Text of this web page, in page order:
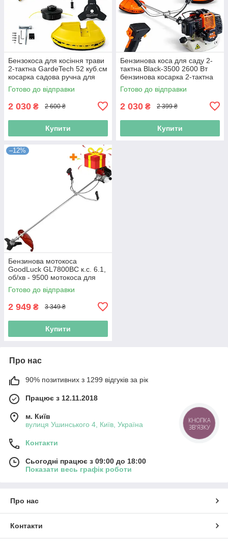
Бензокоса для косіння трави
2-тактна GardeTech 52 куб.см
косарка садова ручна для
трави бензинова мотокоса
для саду
Готово до відправки
2 030 ₴ 2 600 ₴
Купити
Бензинова коса для саду 2-
тактна Black-3500 2600 Вт
бензинова косарка 2-тактна
для дому бензинова
мотокоса для скошування
Готово до відправки
2 030 ₴ 2 399 ₴
Купити
–12%
Бензинова мотокоса
GoodLuck GL7800BC к.с. 6.1,
об/хв - 9500 мотокоса для
високої трави
Готово до відправки
2 949 ₴ 3 349 ₴
Купити
Про нас
90% позитивних з 1299 відгуків за рік
Працює з 12.11.2018
м. Київ
вулиця Ушинського 4, Київ, Україна
Контакти
Сьогодні працює з 09:00 до 18:00
Показати весь графік роботи
Про нас
Контакти
КНОПКА
ЗВ'ЯЗКУ